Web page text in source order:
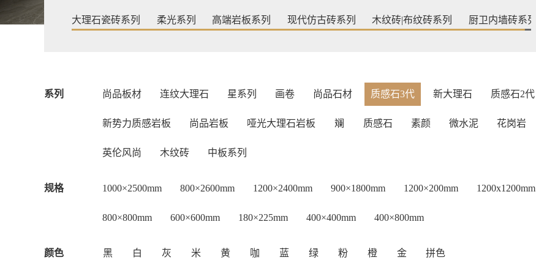
大理石瓷砖系列 柔光系列 高端岩板系列 现代仿古砖系列 木纹砖|布纹砖系列 厨卫内墙砖系列
系列 尚品板材 连纹大理石 星系列 画卷 尚品石材 质感石3代 新大理石 质感石2代
新势力质感岩板 尚品岩板 哑光大理石岩板 斓 质感石 素颜 微水泥 花岗岩
英伦风尚 木纹砖 中板系列
规格 1000×2500mm 800×2600mm 1200×2400mm 900×1800mm 1200×200mm 1200x1200mm
800×800mm 600×600mm 180×225mm 400×400mm 400×800mm
颜色 黑 白 灰 米 黄 咖 蓝 绿 粉 橙 金 拼色